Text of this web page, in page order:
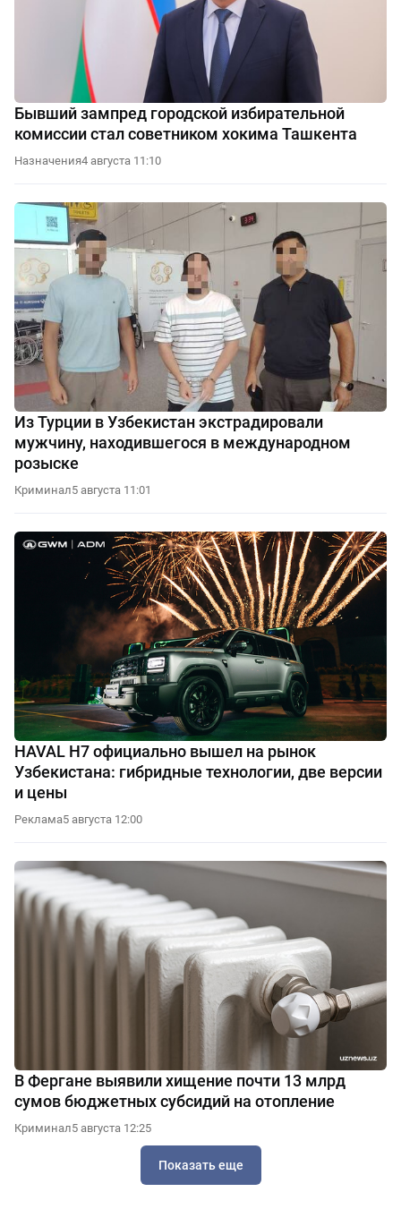
Бывший зампред городской избирательной
комиссии стал советником хокима Ташкента
Назначения4 августа 11:10
Из Турции в Узбекистан экстрадировали
мужчину, находившегося в международном
розыске
Криминал5 августа 11:01
HAVAL H7 официально вышел на рынок
Узбекистана: гибридные технологии, две версии
и цены
Реклама5 августа 12:00
В Фергане выявили хищение почти 13 млрд
сумов бюджетных субсидий на отопление
Криминал5 августа 12:25
Показать еще